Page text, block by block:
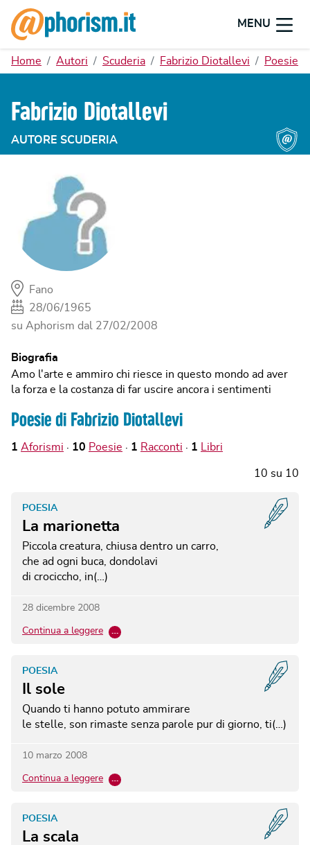
MENU
Home Autori Scuderia Fabrizio Diotallevi Poesie
Fabrizio Diotallevi
AUTORE SCUDERIA
Fano
28/06/1965
su Aphorism dal 27/02/2008
Biografia
Amo l'arte e ammiro chi riesce in questo mondo ad aver
la forza e la costanza di far uscire ancora i sentimenti
Poesie di Fabrizio Diotallevi
1 Aforismi 10 Poesie 1 Racconti 1 Libri
10 su 10
La marionetta
POESIA
Piccola creatura, chiusa dentro un carro,
che ad ogni buca, dondolavi
di crociccho, in(…)
28 dicembre 2008
Continua a leggere …
Il sole
POESIA
Quando ti hanno potuto ammirare
le stelle, son rimaste senza parole pur di giorno, ti(…)
10 marzo 2008
Continua a leggere …
La scala
POESIA